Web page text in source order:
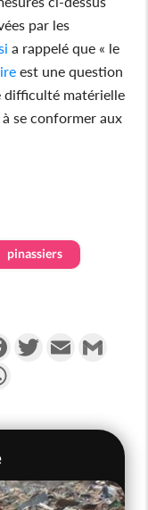
par les
a rappelé que « le
est une question
difficulté matérielle
se conformer aux
pinassiers
FacebookTwitterEmail